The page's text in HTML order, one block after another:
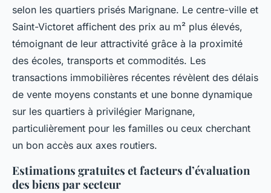
selon les quartiers prisés Marignane. Le centre-ville et
Saint-Victoret affichent des prix au m² plus élevés,
témoignant de leur attractivité grâce à la proximité
des écoles, transports et commodités. Les
transactions immobilières récentes révèlent des délais
de vente moyens constants et une bonne dynamique
sur les quartiers à privilégier Marignane,
particulièrement pour les familles ou ceux cherchant
un bon accès aux axes routiers.
Estimations gratuites et facteurs d’évaluation
des biens par secteur